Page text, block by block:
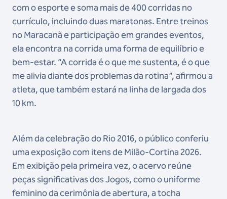
com o esporte e soma mais de 400 corridas no
currículo, incluindo duas maratonas. Entre treinos
no Maracanã e participação em grandes eventos,
ela encontra na corrida uma forma de equilíbrio e
bem-estar. “A corrida é o que me sustenta, é o que
me alivia diante dos problemas da rotina”, afirmou a
atleta, que também estará na linha de largada dos
10 km.
Além da celebração do Rio 2016, o público conferiu
uma exposição com itens de Milão-Cortina 2026.
Em exibição pela primeira vez, o acervo reúne
peças significativas dos Jogos, como o uniforme
feminino da cerimônia de abertura, a tocha